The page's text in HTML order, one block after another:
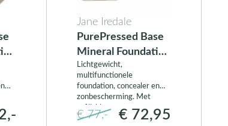
Jane Iredale
PurePressed Base
Mineral Foundation
met Refillable
Compact
Lichtgewicht,
multifunctionele
foundation, concealer en
zonbescherming. Met
refillable compact.
€ 77,- € 72,95